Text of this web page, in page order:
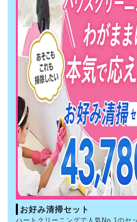
お好み清掃セット
ハートクリーニングで人気No.1のセ